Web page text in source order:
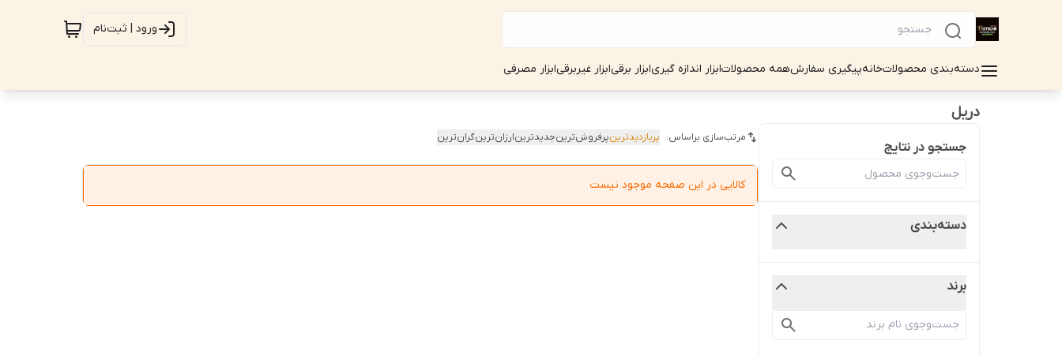
ورود | ثبت‌نام
دسته‌بندی محصولاتخانهپیگیری سفارشهمه محصولاتابزار اندازه گیریابزار برقیابزار غیربرقیابزار مصرفی
دریل
جستجو در نتایج
دسته‌بندی
برند
مرتب‌سازی براساس: پربازدیدترینپرفروش‌ترینجدیدترینارزان‌ترینگران‌ترین
کالایی در این صفحه موجود نیست